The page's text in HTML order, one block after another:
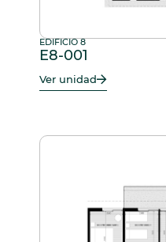
EDIFICIO 8
E8-001
Ver unidad